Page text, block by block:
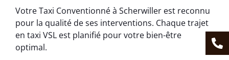
Votre Taxi Conventionné à Scherwiller est reconnu
pour la qualité de ses interventions. Chaque trajet
en taxi VSL est planifié pour votre bien-être
optimal.